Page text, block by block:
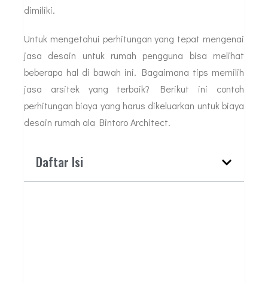
dimiliki.
Untuk mengetahui perhitungan yang tepat mengenai
jasa desain untuk rumah pengguna bisa melihat
beberapa hal di bawah ini. Bagaimana tips memilih
jasa arsitek yang terbaik? Berikut ini contoh
perhitungan biaya yang harus dikeluarkan untuk biaya
desain rumah ala Bintoro Architect.
Daftar Isi